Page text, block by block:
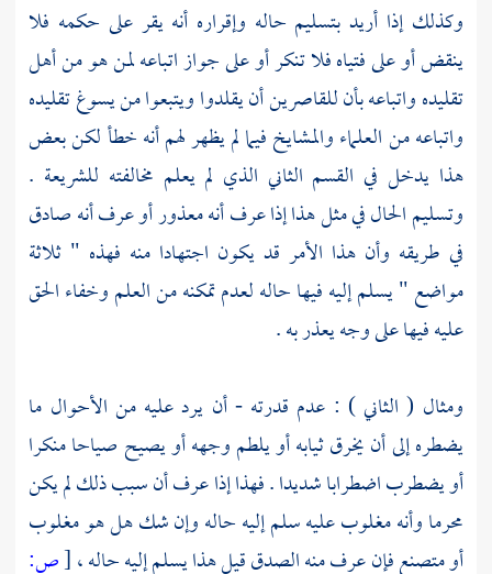
وكذلك إذا أريد بتسليم حاله وإقراره أنه يقر على حكمه فلا
ينقض أو على فتياه فلا تنكر أو على جواز اتباعه لمن هو من أهل
تقليده واتباعه بأن للقاصرين أن يقلدوا ويتبعوا من يسوغ تقليده
واتباعه من العلماء والمشايخ فيما لم يظهر لهم أنه خطأ لكن بعض
هذا يدخل في القسم الثاني الذي لم يعلم مخالفته للشريعة .
وتسليم الحال في مثل هذا إذا عرف أنه معذور أو عرف أنه صادق
في طريقه وأن هذا الأمر قد يكون اجتهادا منه فهذه " ثلاثة
مواضع " يسلم إليه فيها حاله لعدم تمكنه من العلم وخفاء الحق
عليه فيها على وجه يعذر به .
ومثال ( الثاني ) : عدم قدرته - أن يرد عليه من الأحوال ما
يضطره إلى أن يخرق ثيابه أو يلطم وجهه أو يصيح صياحا منكرا
أو يضطرب اضطرابا شديدا . فهذا إذا عرف أن سبب ذلك لم يكن
محرما وأنه مغلوب عليه سلم إليه حاله وإن شك هل هو مغلوب
أو متصنع فإن عرف منه الصدق قيل هذا يسلم إليه حاله ،[ص: